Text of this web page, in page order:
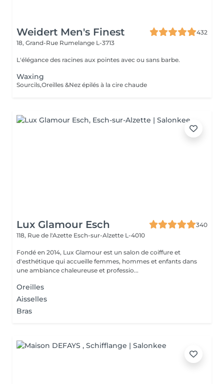
Weidert Men's Finest
432
18, Grand-Rue Rumelange L-3713
L'élégance des racines aux pointes avec ou sans barbe.
Waxing
Sourcils,Oreilles &Nez épilés à la cire chaude
Lux Glamour Esch
340
118, Rue de l'Azette Esch-sur-Alzette L-4010
Fondé en 2014, Lux Glamour est un salon de coiffure et
d'esthétique qui accueille femmes, hommes et enfants dans
une ambiance chaleureuse et professio...
Oreilles
Aisselles
Bras